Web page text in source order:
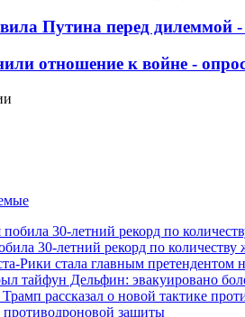
Путина перед
отношение к войне -
30-летний рекорд по количеству
Рики стала главным претендентом
тайфун Дельфин: эвакуировано
рассказал о новой тактике
противодроновой защиты